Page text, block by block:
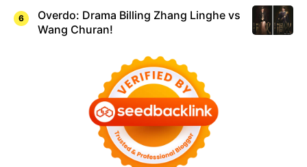
Overdo: Drama Billing Zhang Linghe vs
Wang Churan!